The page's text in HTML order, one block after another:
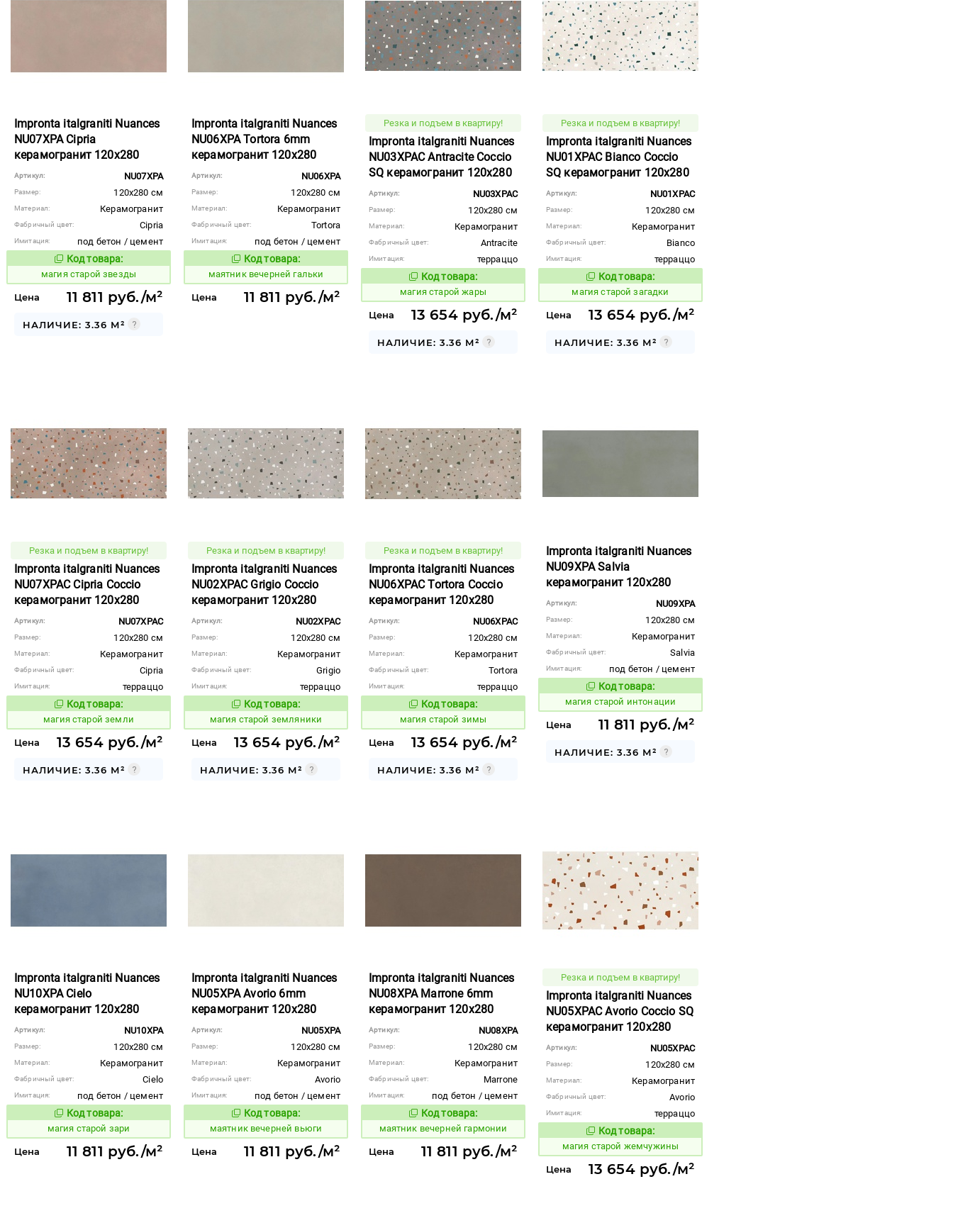
Impronta italgraniti Nuances
NU07XPA Cipria
керамогранит 120x280
Артикул: NU07XPA
Размер: 120x280 см
Материал: Керамогранит
Фабричный цвет: Cipria
Имитация:
под бетон / цемент
Код товара:
918404 Код товара:
магия старой звезды
Цена 11 811 руб./м²
НАЛИЧИЕ: 3.36 М²
Impronta italgraniti Nuances
NU06XPA Tortora 6mm
керамогранит 120x280
Артикул: NU06XPA
Размер: 120x280 см
Материал: Керамогранит
Фабричный цвет: Tortora
Имитация:
под бетон / цемент
Код товара:
923390 Код товара:
маятник вечерней гальки
Цена 11 811 руб./м²
Резка и подъем в квартиру!
Impronta italgraniti Nuances
NU03XPAC Antracite Coccio
SQ керамогранит 120x280
Артикул: NU03XPAC
Размер: 120x280 см
Материал: Керамогранит
Фабричный цвет: Antracite
Имитация:
терраццо
Код товара:
918400 Код товара:
магия старой жары
Цена 13 654 руб./м²
НАЛИЧИЕ: 3.36 М²
Резка и подъем в квартиру!
Impronta italgraniti Nuances
NU01XPAC Bianco Coccio
SQ керамогранит 120x280
Артикул: NU01XPAC
Размер: 120x280 см
Материал: Керамогранит
Фабричный цвет: Bianco
Имитация:
терраццо
Код товара:
918402 Код товара:
магия старой загадки
Цена 13 654 руб./м²
НАЛИЧИЕ: 3.36 М²
Резка и подъем в квартиру!
Impronta italgraniti Nuances
NU07XPAC Cipria Coccio
керамогранит 120x280
Артикул: NU07XPAC
Размер: 120x280 см
Материал: Керамогранит
Фабричный цвет: Cipria
Имитация:
терраццо
Код товара:
918405 Код товара:
магия старой земли
Цена 13 654 руб./м²
НАЛИЧИЕ: 3.36 М²
Резка и подъем в квартиру!
Impronta italgraniti Nuances
NU02XPAC Grigio Coccio
керамогранит 120x280
Артикул: NU02XPAC
Размер: 120x280 см
Материал: Керамогранит
Фабричный цвет: Grigio
Имитация:
терраццо
Код товара:
918406 Код товара:
магия старой земляники
Цена 13 654 руб./м²
НАЛИЧИЕ: 3.36 М²
Резка и подъем в квартиру!
Impronta italgraniti Nuances
NU06XPAC Tortora Coccio
керамогранит 120x280
Артикул: NU06XPAC
Размер: 120x280 см
Материал: Керамогранит
Фабричный цвет: Tortora
Имитация:
терраццо
Код товара:
918407 Код товара:
магия старой зимы
Цена 13 654 руб./м²
НАЛИЧИЕ: 3.36 М²
Impronta italgraniti Nuances
NU09XPA Salvia
керамогранит 120x280
Артикул: NU09XPA
Размер: 120x280 см
Материал: Керамогранит
Фабричный цвет: Salvia
Имитация:
под бетон / цемент
Код товара:
918408 Код товара:
магия старой интонации
Цена 11 811 руб./м²
НАЛИЧИЕ: 3.36 М²
Impronta italgraniti Nuances
NU10XPA Cielo
керамогранит 120x280
Артикул: NU10XPA
Размер: 120x280 см
Материал: Керамогранит
Фабричный цвет: Cielo
Имитация:
под бетон / цемент
Код товара:
918403 Код товара:
магия старой зари
Цена 11 811 руб./м²
Impronta italgraniti Nuances
NU05XPA Avorio 6mm
керамогранит 120x280
Артикул: NU05XPA
Размер: 120x280 см
Материал: Керамогранит
Фабричный цвет: Avorio
Имитация:
под бетон / цемент
Код товара:
923389 Код товара:
маятник вечерней вьюги
Цена 11 811 руб./м²
Impronta italgraniti Nuances
NU08XPA Marrone 6mm
керамогранит 120x280
Артикул: NU08XPA
Размер: 120x280 см
Материал: Керамогранит
Фабричный цвет: Marrone
Имитация:
под бетон / цемент
Код товара:
923391 Код товара:
маятник вечерней гармонии
Цена 11 811 руб./м²
Резка и подъем в квартиру!
Impronta italgraniti Nuances
NU05XPAC Avorio Coccio SQ
керамогранит 120x280
Артикул: NU05XPAC
Размер: 120x280 см
Материал: Керамогранит
Фабричный цвет: Avorio
Имитация:
терраццо
Код товара:
918401 Код товара:
магия старой жемчужины
Цена 13 654 руб./м²